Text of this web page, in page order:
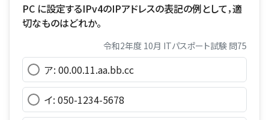
PC に設定するIPv4のIPアドレスの表記の例として，適
切なものはどれか。
令和2年度 10月 ITパスポート試験 問75
ア: 00.00.11.aa.bb.cc
イ: 050-1234-5678